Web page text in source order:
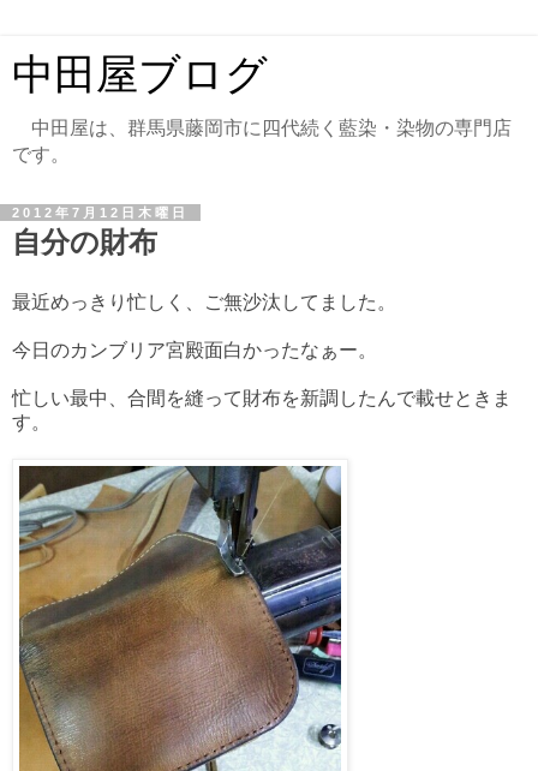
中田屋ブログ
中田屋は、群馬県藤岡市に四代続く藍染・染物の専門店
です。
2012年7月12日木曜日
自分の財布
最近めっきり忙しく、ご無沙汰してました。
今日のカンブリア宮殿面白かったなぁー。
忙しい最中、合間を縫って財布を新調したんで載せときま
す。